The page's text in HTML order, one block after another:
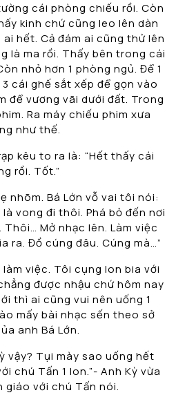
cái phòng chiếu rồi. Còn
kinh chứ cũng leo lên dàn
hết. Cả đám ai cũng thử lên
là ma rồi. Thấy bên trong cái
nhỏ hơn 1 phòng ngủ. Để 1
cái ghế sắt xếp để gọn vào
để vương vãi dưới đất. Trong
Ra máy chiếu phim xưa
như thế.
kêu to ra là: “Hết thấy cái
rồi. Tốt.”
nhõm. Bá Lớn vỗ vai tôi nói:
vong đi thôi. Phá bỏ đến nơi
Thôi… Mở nhạc lên. Làm việc
ra. Đồ cúng đâu. Cúng mà…”
việc. Tôi cụng lon bia với
được nhậu chứ hôm nay
thì ai cũng vui nên uống 1
mấy bài nhạc sến theo sở
anh Bá Lớn.
vậy? Tụi mày sao uống hết
chú Tấn 1 lon.”- Anh Kỳ vừa
giáo với chú Tấn nói.